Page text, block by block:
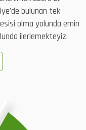
bulunan tek
olma yolunda emin
ilerlemekteyiz.